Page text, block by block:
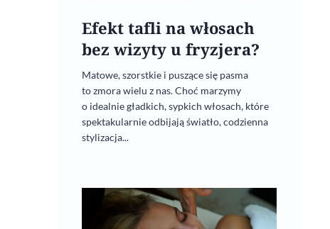
Efekt tafli na włosach
bez wizyty u fryzjera?
Matowe, szorstkie i puszące się pasma
to zmora wielu z nas. Choć marzymy
o idealnie gładkich, sypkich włosach, które
spektakularnie odbijają światło, codzienna
stylizacja...